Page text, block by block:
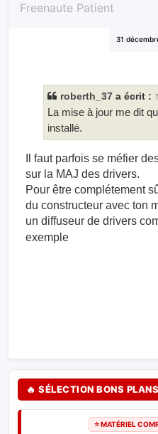
Freenaute Patient
31
roberth_37 a écrit : ↑
La mise à jour me dit
installé.
Il faut parfois se méfier
sur la MAJ des drivers.
Pour être complétement
du constructeur avec ton
un diffuseur de drivers
exemple
🔥 SÉLECTION BONS
⭐ MATÉRIEL